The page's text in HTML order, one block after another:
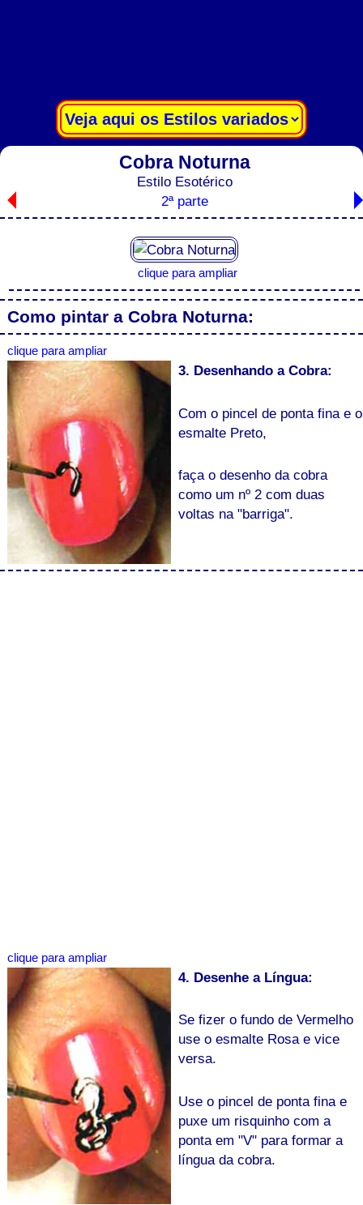
Cobra Noturna
Estilo Esotérico
2ª parte
clique para ampliar
Como pintar a Cobra Noturna:
clique para ampliar
3. Desenhando a Cobra:
Com o pincel de ponta fina e o
esmalte Preto,
faça o desenho da cobra
como um nº 2 com duas
voltas na "barriga".
clique para ampliar
4. Desenhe a Língua:
Se fizer o fundo de Vermelho
use o esmalte Rosa e vice
versa.
Use o pincel de ponta fina e
puxe um risquinho com a
ponta em "V" para formar a
língua da cobra.